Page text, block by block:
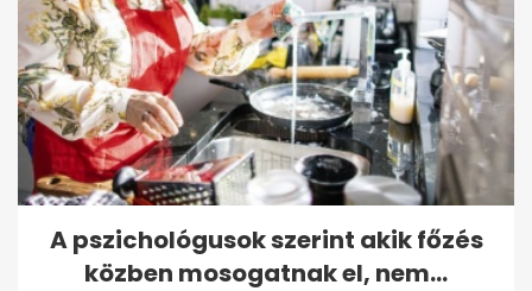
A pszichológusok szerint akik főzés
közben mosogatnak el, nem...